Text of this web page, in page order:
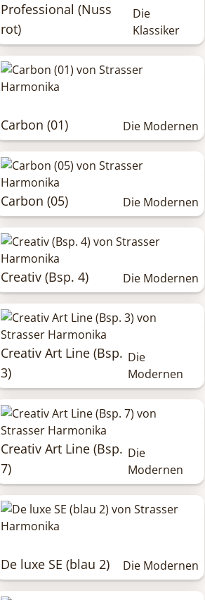
Professional (Nuss
rot)
Die
Klassiker
Carbon (01) Die Modernen
Carbon (05) Die Modernen
Creativ (Bsp. 4) Die Modernen
Creativ Art Line (Bsp.
3)
Die
Modernen
Creativ Art Line (Bsp.
7)
Die
Modernen
De luxe SE (blau 2) Die Modernen